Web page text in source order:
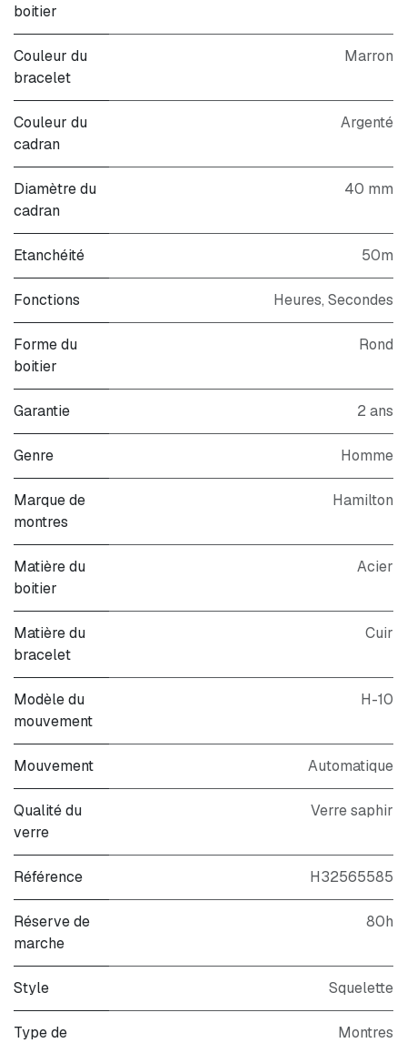
boitier
Couleur du
bracelet
Marron
Couleur du
cadran
Argenté
Diamètre du
cadran
40 mm
Etanchéité 50m
Fonctions Heures, Secondes
Forme du
boitier
Rond
Garantie 2 ans
Genre Homme
Marque de
montres
Hamilton
Matière du
boitier
Acier
Matière du
bracelet
Cuir
Modèle du
mouvement
H-10
Mouvement Automatique
Qualité du
verre
Verre saphir
Référence H32565585
Réserve de
marche
80h
Style Squelette
Type de
Montres